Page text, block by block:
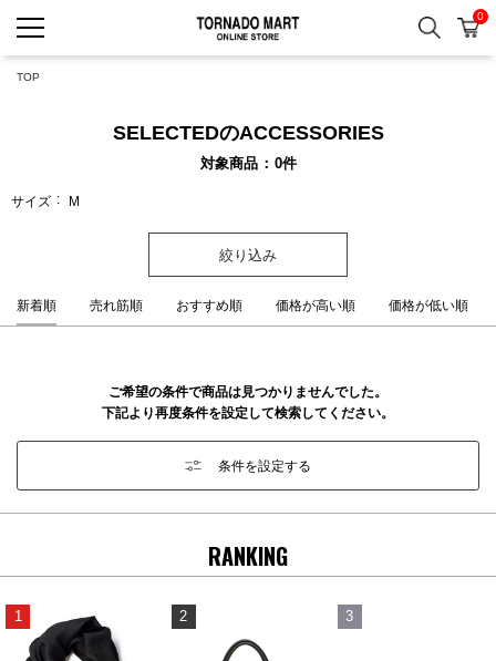
検索 カ
0
TOP
SELECTEDのACCESSORIES
対象商品 0件
サイズ M
絞り込み
新着順 売れ筋順 おすすめ順 価格が高い順 価格が低い順
ご希望の条件で商品は見つかりませんでした。
下記より再度条件を設定して検索してください。
条件を設定する
RANKING
1 2 3